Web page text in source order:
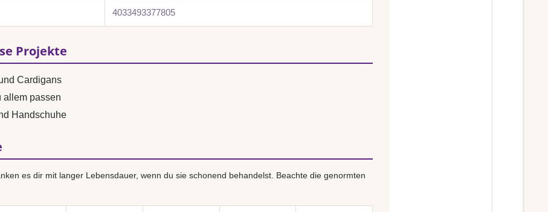
4033493377805
Projekte
Cardigans
allem passen
Handschuhe
es dir mit langer Lebensdauer, wenn du sie schonend behandelst. Beachte die genormten